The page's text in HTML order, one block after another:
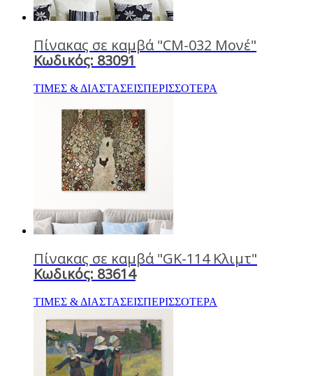
Πίνακας σε καμβά "CM-032 Μονέ"
Κωδικός: 83091
ΤΙΜΕΣ & ΔΙΑΣΤΑΣΕΙΣΠΕΡΙΣΣΟΤΕΡΑ
Πίνακας σε καμβά "GK-114 Κλιμτ"
Κωδικός: 83614
ΤΙΜΕΣ & ΔΙΑΣΤΑΣΕΙΣΠΕΡΙΣΣΟΤΕΡΑ